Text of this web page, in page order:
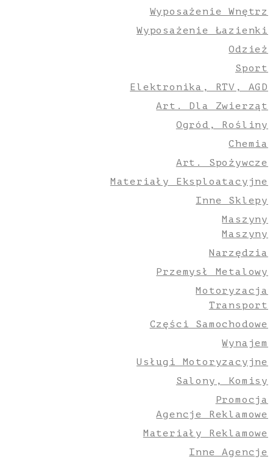
Wyposażenie Wnętrz
Wyposażenie Łazienki
Odzież
Sport
Elektronika, RTV, AGD
Art. Dla Zwierząt
Ogród, Rośliny
Chemia
Art. Spożywcze
Materiały Eksploatacyjne
Inne Sklepy
Maszyny
Maszyny
Narzędzia
Przemysł Metalowy
Motoryzacja
Transport
Części Samochodowe
Wynajem
Usługi Motoryzacyjne
Salony, Komisy
Promocja
Agencje Reklamowe
Materiały Reklamowe
Inne Agencje